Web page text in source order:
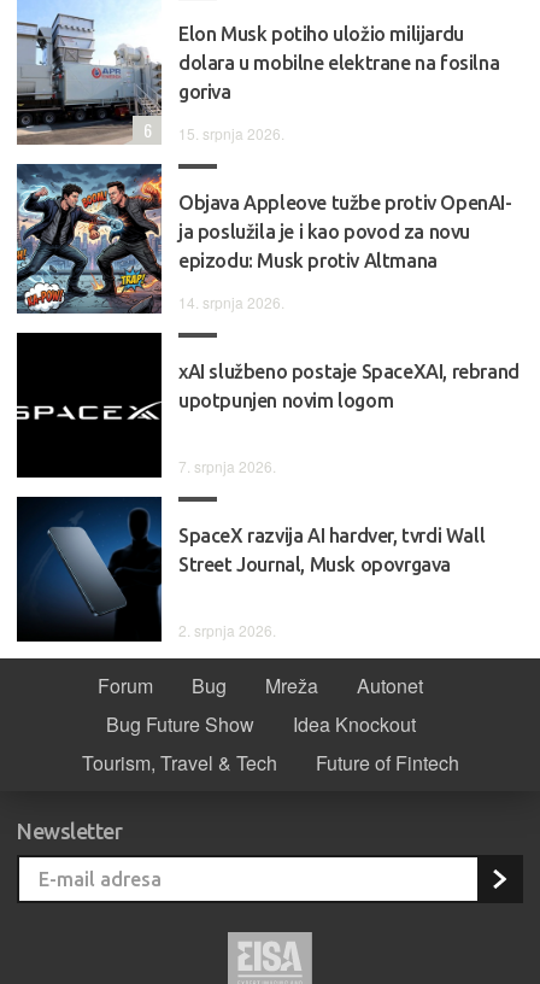
Elon Musk potiho uložio milijardu
dolara u mobilne elektrane na fosilna
goriva
15. srpnja 2026.
6
Objava Appleove tužbe protiv OpenAI-
ja poslužila je i kao povod za novu
epizodu: Musk protiv Altmana
14. srpnja 2026.
xAI službeno postaje SpaceXAI, rebrand
upotpunjen novim logom
7. srpnja 2026.
SpaceX razvija AI hardver, tvrdi Wall
Street Journal, Musk opovrgava
2. srpnja 2026.
Forum Bug Mreža
Autonet
Bug Future Show
Idea Knockout
Tourism, Travel & Tech
Future of Fintech
Newsletter